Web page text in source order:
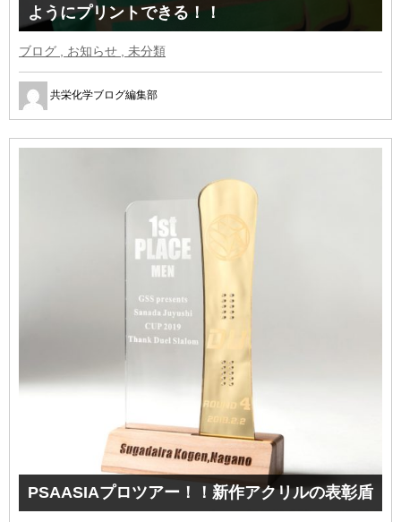
ようにプリントできる！！
ブログ , お知らせ , 未分類
共栄化学ブログ編集部
PSAASIAプロツアー！！新作アクリルの表彰盾